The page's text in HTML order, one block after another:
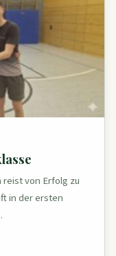
reist von Erfolg zu
in der ersten